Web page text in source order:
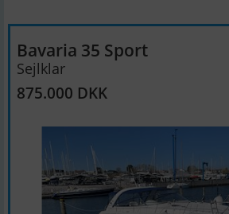
Bavaria 35 Sport
Sejlklar
875.000 DKK